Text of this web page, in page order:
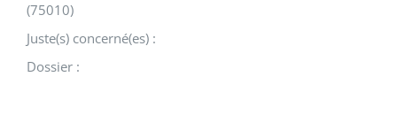
(75010)
Juste(s) concerné(es) :
Dossier :